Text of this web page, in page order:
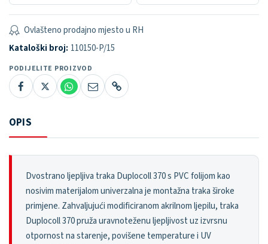
Ovlašteno prodajno mjesto u RH
Kataloški broj: 110150-P/15
PODIJELITE PROIZVOD
OPIS
Dvostrano ljepljiva traka Duplocoll 370 s PVC folijom kao
nosivim materijalom univerzalna je montažna traka široke
primjene. Zahvaljujući modificiranom akrilnom ljepilu, traka
Duplocoll 370 pruža uravnoteženu ljepljivost uz izvrsnu
otpornost na starenje, povišene temperature i UV